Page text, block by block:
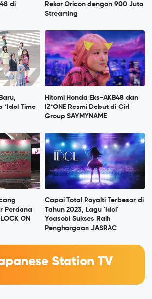
di
Rekor Oricon dengan 900 Juta
Streaming
‘Idol Time
Hitomi Honda Eks-AKB48 dan
IZ*ONE Resmi Debut di Girl
Group SAYMYNAME
Perdana
ON
Capai Total Royalti Terbesar di
Tahun 2023, Lagu 'Idol'
Yoasobi Sukses Raih
Penghargaan JASRAC
Station TV